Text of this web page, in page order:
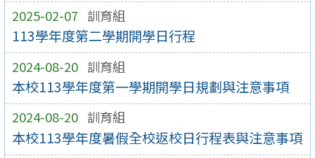
2025-02-07 訓育組
113學年度第二學期開學日行程
2024-08-20 訓育組
本校113學年度第一學期開學日規劃與注意事項
2024-08-20 訓育組
本校113學年度暑假全校返校日行程表與注意事項